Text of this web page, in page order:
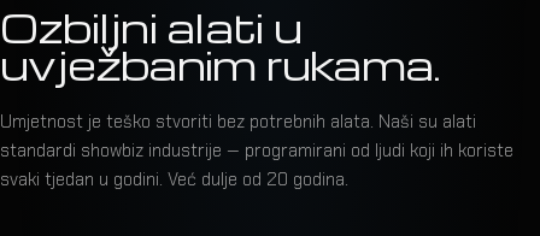
Ozbiljni alati u
uvježbanim rukama.
Umjetnost je teško stvoriti bez potrebnih alata. Naši su alati
standardi showbiz industrije — programirani od ljudi koji ih koriste
svaki tjedan u godini. Već dulje od 20 godina.